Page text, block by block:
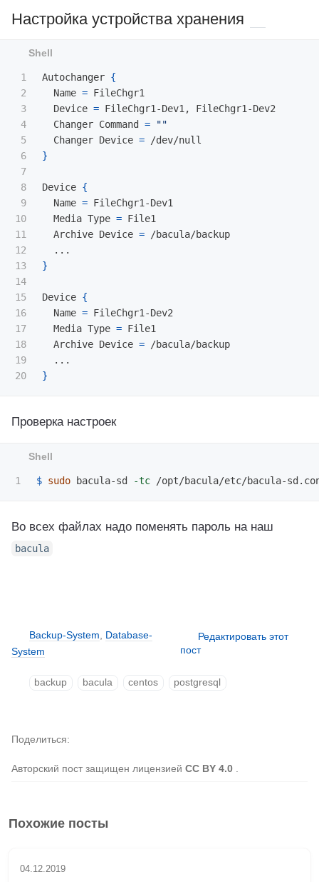
Настройка устройства хранения
1
2
3
4
5
6
7
8
9
10
11
12
13
14
15
16
17
18
19
Autochanger {
  Name
= FileChgr1
  Device
= FileChgr1-Dev1, FileChgr1-Dev2
  Changer Command
=
""
  Changer Device
=
}
Device {
  Name
= FileChgr1-Dev1
  Media Type
= File1
  Archive Device
= /bacula/backup
}
Device {
  Name
= FileChgr1-Dev2
  Media Type
= File1
  Archive Device
= /bacula/backup
}
Проверка настроек
$ sudo bacula-sd -tc
Во всех файлах надо поменять пароль на наш
bacula
Backup-System
Database-
System
Редактировать этот
пост
backup bacula centos postgresql
Авторский пост защищен лицензией CC BY 4.0
Поделиться
Похожие посты
04.12.2019